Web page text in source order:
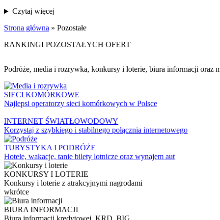
Czytaj więcej
Strona główna » Pozostałe
RANKINGI POZOSTAŁYCH OFERT
Podróże, media i rozrywka, konkursy i loterie, biura informacji oraz
SIECI KOMÓRKOWE
Najlepsi operatorzy sieci komórkowych w Polsce
INTERNET ŚWIATŁOWODOWY
Korzystaj z szybkiego i stabilnego połącznia internetowego
TURYSTYKA I PODRÓŻE
Hotele, wakacje, tanie bilety lotnicze oraz wynajem aut
KONKURSY I LOTERIE
Konkursy i loterie z atrakcyjnymi nagrodami
wkrótce
BIURA INFORMACJI